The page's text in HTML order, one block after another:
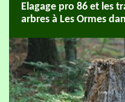
Elagage pro 86 et les
arbres à Les Ormes